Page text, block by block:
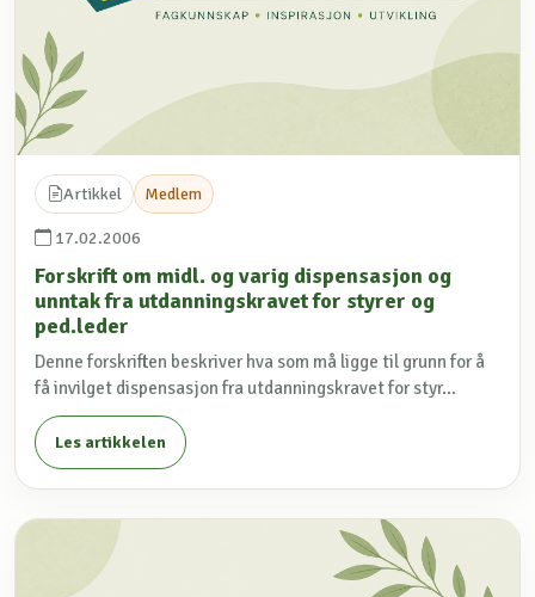
Artikkel Medlem
17.02.2006
Forskrift om midl. og varig dispensasjon og
unntak fra utdanningskravet for styrer og
ped.leder
Denne forskriften beskriver hva som må ligge til grunn for å
få invilget dispensasjon fra utdanningskravet for styr...
Les artikkelen